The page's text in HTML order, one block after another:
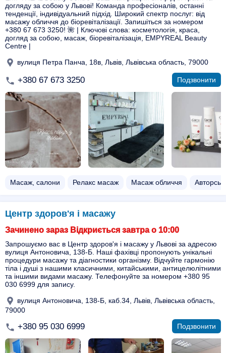
догляду за собою у Львові! Команда професіоналів, останні
тенденції, індивідуальний підхід. Широкий спектр послуг: від
масажу обличчя до біоревіталізації. Запишіться за номером
+380 67 673 3250! 🌺 | Ключові слова: косметологія, краса,
догляд за собою, масаж, біоревіталізація, EMPYREAL Beauty
Centre |
вулиця Петра Панча, 18в, Львів, Львівська область, 79000
+380 67 673 3250 Подзвонити
Масаж, салони Релакс масаж Масаж обличчя
Центр здоров'я і масажу
Зачинено зараз Відкриється завтра о 10:00
Запрошуємо вас в Центр здоров'я і масажу у Львові за адресою
вулиця Антоновича, 138-Б. Наші фахівці пропонують унікальні
процедури масажу та діагностики організму. Відчуйте гармонію
тіла і душі з нашими класичними, китайськими, антицелюлітними
та іншими видами масажу. Телефонуйте за номером +380 95
030 6999 для запису.
вулиця Антоновича, 138-Б, каб.34, Львів, Львівська область,
79000
+380 95 030 6999 Подзвонити